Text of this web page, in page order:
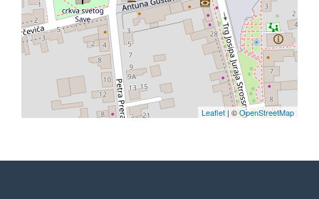
Leaflet | ©OpenStreetMap